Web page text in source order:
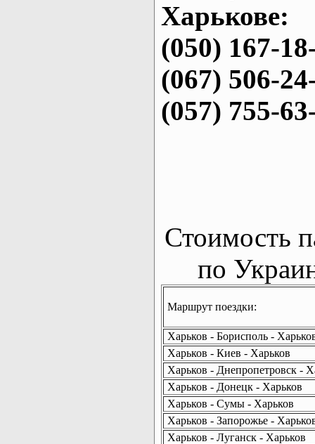
Харькове:
(050) 167-
(067) 506-
(057) 755-
Стоимость
по
Маршрут поездки:
Харьков - Борисполь -
Харьков - Киев - Харьков
Харьков - Днепропетровск -
Харьков - Донецк - Харьков
Харьков - Сумы - Харьков
Харьков - Запорожье -
Харьков - Луганск - Харьков